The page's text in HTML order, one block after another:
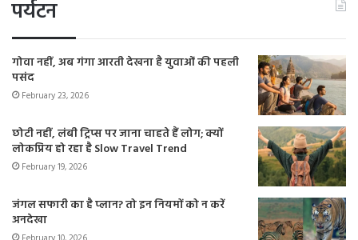
पर्यटन
गोवा नहीं, अब गंगा आरती देखना है युवाओं की पहली
पसंद
February 23, 2026
छोटी नहीं, लंबी ट्रिप्स पर जाना चाहते हैं लोग; क्यों
लोकप्रिय हो रहा है Slow Travel Trend
February 19, 2026
जंगल सफारी का है प्लान? तो इन नियमों को न करें
अनदेखा